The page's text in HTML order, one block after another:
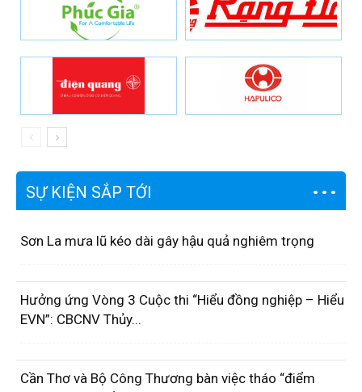
SỰ KIỆN SẮP TỚI
Sơn La mưa lũ kéo dài gây hậu quả nghiêm trọng
Hưởng ứng Vòng 3 Cuộc thi “Hiểu đồng nghiệp – Hiểu
EVN”: CBCNV Thủy...
Cần Thơ và Bộ Công Thương bàn việc tháo “điểm